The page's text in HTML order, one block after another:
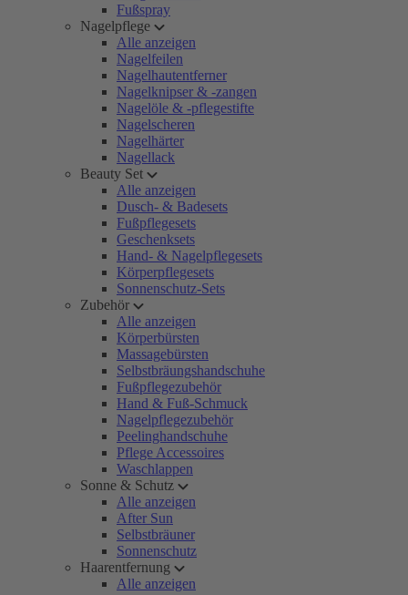
Fußspray
Nagelpflege
Alle anzeigen
Nagelfeilen
Nagelhautentferner
Nagelknipser & -zangen
Nagelöle & -pflegestifte
Nagelscheren
Nagelhärter
Nagellack
Beauty Set
Alle anzeigen
Dusch- & Badesets
Fußpflegesets
Geschenksets
Hand- & Nagelpflegesets
Körperpflegesets
Sonnenschutz-Sets
Zubehör
Alle anzeigen
Körperbürsten
Massagebürsten
Selbstbräungshandschuhe
Fußpflegezubehör
Hand & Fuß-Schmuck
Nagelpflegezubehör
Peelinghandschuhe
Pflege Accessoires
Waschlappen
Sonne & Schutz
Alle anzeigen
After Sun
Selbstbräuner
Sonnenschutz
Haarentfernung
Alle anzeigen